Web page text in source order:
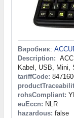
Виробник:
Description:
Kabel, USB, Mini,
tariffCode:
rohsCompliant:
euEccn: NLR
hazardous: false